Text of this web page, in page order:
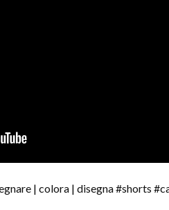
| colora | disegna #shorts